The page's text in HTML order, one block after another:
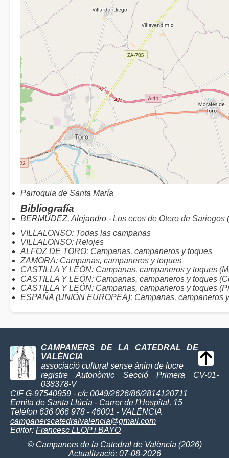
Parroquia de Santa María
Bibliografía
BERMÚDEZ, Alejandro - Los ecos de Otero de Sariegos
VILLALONSO: Todas las campanas
VILLALONSO: Relojes
ALFOZ DE TORO: Campanas, campaneros y toques
ZAMORA: Campanas, campaneros y toques
CASTILLA Y LEÓN: Campanas, campaneros y toques
CASTILLA Y LEÓN: Campanas, campaneros y toques
CASTILLA Y LEÓN: Campanas, campaneros y toques
ESPAÑA (UNIÓN EUROPEA): Campanas, campaneros
CAMPANERS DE LA CATEDRAL DE
VALÈNCIA
associació cultural sense ànim de lucre
registre Autonòmic Secció Primera CV-01-
038378-V
CIF G-97540959 - c/c 0049/2626/86/2814120711
Ermita de Santa Llúcia - Carrer de l'Hospital, 15
Telèfon 636 066 978 - 46001 - VALÈNCIA
campanerscatedralvalencia@gmail.com
Editor: Francesc LLOP i BAYO
© Campaners de la Catedral de València (2026)
Actualització: 07-08-2026